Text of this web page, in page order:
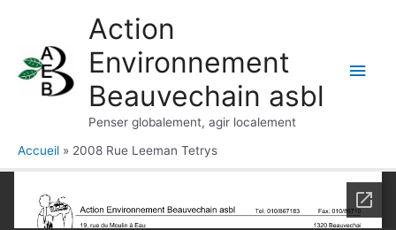
contenu
Action
Environnement
Beauvechain asbl
Penser globalement, agir localement
Accueil 2008 Rue Leeman Tetrys